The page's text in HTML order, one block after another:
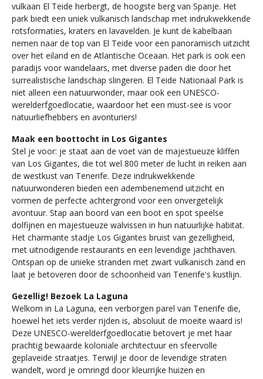
vulkaan El Teide herbergt, de hoogste berg van Spanje. Het
park biedt een uniek vulkanisch landschap met indrukwekkende
rotsformaties, kraters en lavavelden. Je kunt de kabelbaan
nemen naar de top van El Teide voor een panoramisch uitzicht
over het eiland en de Atlantische Oceaan. Het park is ook een
paradijs voor wandelaars, met diverse paden die door het
surrealistische landschap slingeren. El Teide Nationaal Park is
niet alleen een natuurwonder, maar ook een UNESCO-
werelderfgoedlocatie, waardoor het een must-see is voor
natuurliefhebbers en avonturiers!
Maak een boottocht in Los Gigantes
Stel je voor: je staat aan de voet van de majestueuze kliffen
van Los Gigantes, die tot wel 800 meter de lucht in reiken aan
de westkust van Tenerife. Deze indrukwekkende
natuurwonderen bieden een adembenemend uitzicht en
vormen de perfecte achtergrond voor een onvergetelijk
avontuur. Stap aan boord van een boot en spot speelse
dolfijnen en majestueuze walvissen in hun natuurlijke habitat.
Het charmante stadje Los Gigantes bruist van gezelligheid,
met uitnodigende restaurants en een levendige jachthaven.
Ontspan op de unieke stranden met zwart vulkanisch zand en
laat je betoveren door de schoonheid van Tenerife's kustlijn.
Gezellig! Bezoek La Laguna
Welkom in La Laguna, een verborgen parel van Tenerife die,
hoewel het iets verder rijden is, absoluut de moeite waard is!
Deze UNESCO-werelderfgoedlocatie betovert je met haar
prachtig bewaarde koloniale architectuur en sfeervolle
geplaveide straatjes. Terwijl je door de levendige straten
wandelt, word je omringd door kleurrijke huizen en